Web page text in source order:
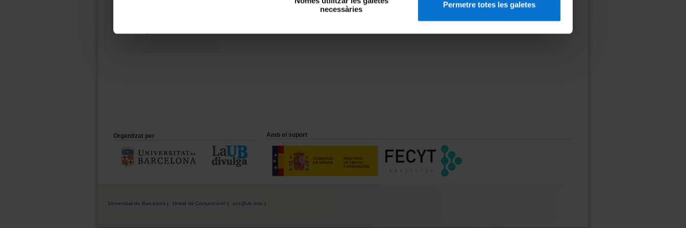
necessàries
Permetre totes les galetes
ucc@ub.edu
Organitzat per Amb el suport
Universitat de Barcelona Unitat de Comunicació ucc@ub.edu